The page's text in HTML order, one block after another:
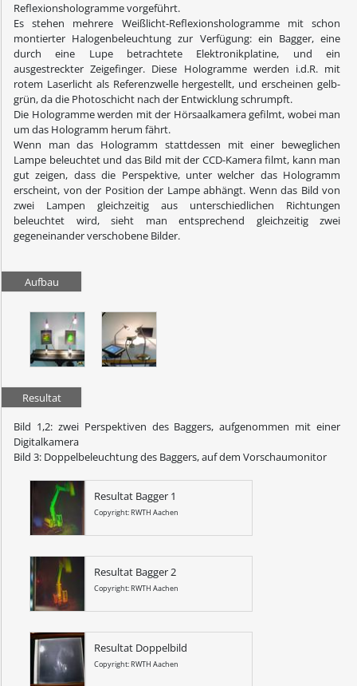
Reflexionshologramme vorgeführt.
Es stehen mehrere Weißlicht-Reflexionshologramme mit schon
montierter Halogenbeleuchtung zur Verfügung: ein Bagger, eine
durch eine Lupe betrachtete Elektronikplatine, und ein
ausgestreckter Zeigefinger. Diese Hologramme werden i.d.R. mit
rotem Laserlicht als Referenzwelle hergestellt, und erscheinen gelb-
grün, da die Photoschicht nach der Entwicklung schrumpft.
Die Hologramme werden mit der Hörsaalkamera gefilmt, wobei man
um das Hologramm herum fährt.
Wenn man das Hologramm stattdessen mit einer beweglichen
Lampe beleuchtet und das Bild mit der CCD-Kamera filmt, kann man
gut zeigen, dass die Perspektive, unter welcher das Hologramm
erscheint, von der Position der Lampe abhängt. Wenn das Bild von
zwei Lampen gleichzeitig aus unterschiedlichen Richtungen
beleuchtet wird, sieht man entsprechend gleichzeitig zwei
gegeneinander verschobene Bilder.
Aufbau
Resultat
Bild 1,2: zwei Perspektiven des Baggers, aufgenommen mit einer
Digitalkamera
Bild 3: Doppelbeleuchtung des Baggers, auf dem Vorschaumonitor
Resultat Bagger 1
Copyright: RWTH Aachen
Resultat Bagger 2
Copyright: RWTH Aachen
Resultat Doppelbild
Copyright: RWTH Aachen